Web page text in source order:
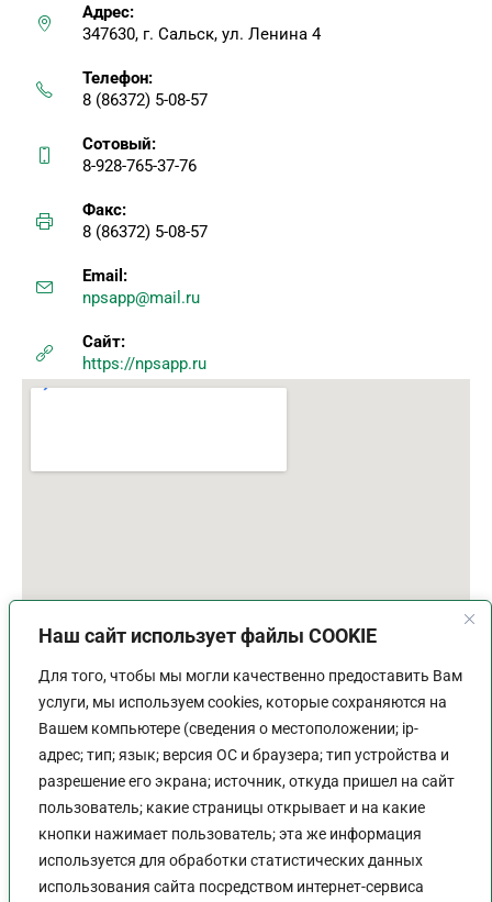
Наш сайт использует файлы COOKIE
Для того, чтобы мы могли качественно предоставить Вам
услуги, мы используем cookies, которые сохраняются на
Вашем компьютере (сведения о местоположении; ip-
адрес; тип; язык; версия ОС и браузера; тип устройства и
разрешение его экрана; источник, откуда пришел на сайт
пользователь; какие страницы открывает и на какие
кнопки нажимает пользователь; эта же информация
используется для обработки статистических данных
использования сайта посредством интернет-сервиса
Адрес:
347630, г. Сальск, ул. Ленина 4
Телефон:
8 (86372) 5-08-57
Сотовый:
8-928-765-37-76
Факс:
8 (86372) 5-08-57
Email:
npsapp@mail.ru
Сайт:
https://npsapp.ru
График работы
Пн-Пт:9:00 - 18:00
Перерыв:13:00 - 14:00